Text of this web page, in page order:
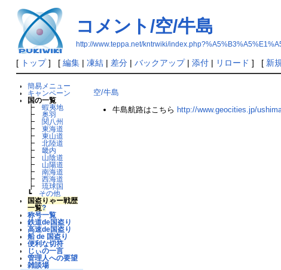
コメント/空/牛島
http://www.teppa.net/kntrwiki/
[ トップ] [ 編集| 凍結| 差分| バックアップ| 添付| リロード ] [ 新規
簡易メニュー
キャンペーン
国の一覧
┣ 蝦夷地
┣ 奥羽
┣
関八州
┣ 東海道
┣ 東山道
┣ 北陸道
┣ 畿内
┣
山陰道
┣
山陽道
┣ 南海道
┣ 西海道
┣ 琉球国
┗
その他
国盗りゃー戦歴
一覧?
称号一覧
鉄道de国盗り
高速de国盗り
船 de 国盗り
便利な切符
じぃの一言
管理人への要望
雑談場
空/牛島
牛島航路はこちら http://www.geocities.jp/